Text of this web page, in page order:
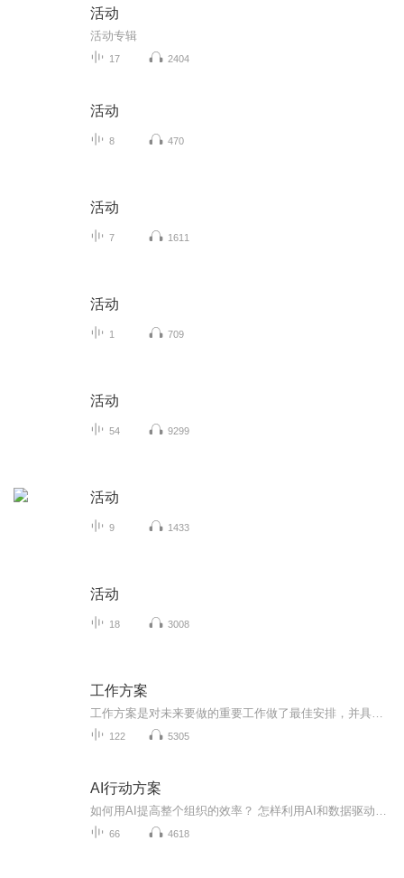
活动
活动专辑
17 2404
活动
8 470
活动
7 1611
活动
1 709
活动
54 9299
活动
9 1433
活动
18 3008
工作方案
122 5305
AI行动方案
66 4618